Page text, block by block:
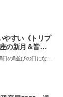
やすい《トリプ
の新月＆皆既
の8並びの日になり